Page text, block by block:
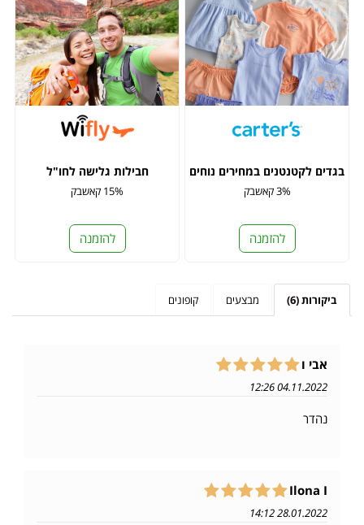
בגדים לקטנטנים במחירים נוחים
3% קאשבק
להזמנה
חבילות גלישה לחו"ל
15% קאשבק
להזמנה
ביקורות (6) מבצעים קופונים
אבי ו
04.11.2022 12:26
נהדר
Ilona I
28.01.2022 14:12